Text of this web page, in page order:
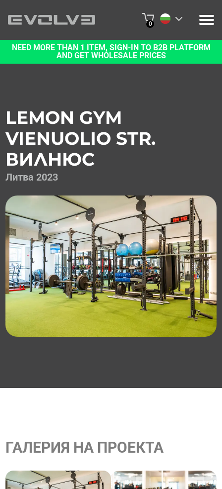
0
ПРОДУКТИ
ПРОЕКТИ
КУПЕТЕ ОНЛАЙН
NEED MORE THAN 1 ITEM, SIGN-IN TO B2B PLATFORM
AND GET WHOLESALE PRICES
LEMON GYM
VIENUOLIO STR.
ВИЛНЮС
Литва 2023
ГАЛЕРИЯ НА ПРОЕКТА